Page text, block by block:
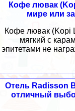
Кофе лювак
мире или
Кофе лювак (Kopi
мягкий с
эпитетами не
Отель Radisson
отличный